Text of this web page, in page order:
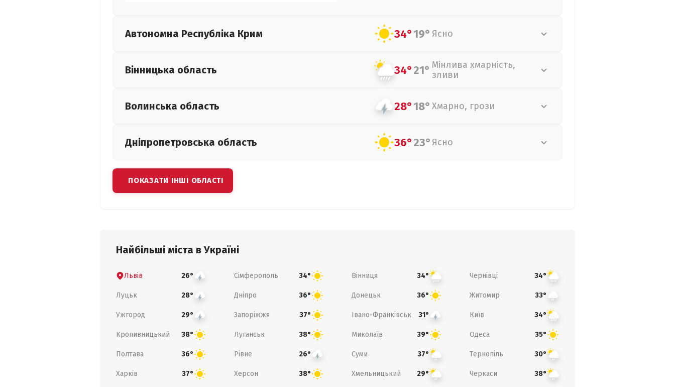
Автономна Республіка Крим 34°19° Ясно
Вінницька область 34°21° Мінлива хмарність,
зливи
Волинська область 28°18° Хмарно, грози
Дніпропетровська область 36°23° Ясно
ПОКАЗАТИ ІНШІ ОБЛАСТІ
Найбільші міста в Україні
Львів 26° Сімферополь 34° Вінниця 34° Чернівці 34°
Луцьк 28° Дніпро 36° Донецьк 36° Житомир 33°
Ужгород 29° Запоріжжя 37° Івано-Франківськ 31° Київ 34°
Кропивницький 38° Луганськ 38° Миколаїв 39° Одеса 35°
Полтава 36° Рівне 26° Суми 37° Тернопіль 30°
Харків 37° Херсон 38° Хмельницький 29° Черкаси 38°